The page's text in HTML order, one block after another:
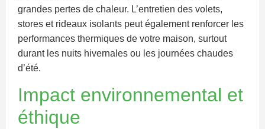
grandes pertes de chaleur. L’entretien des volets,
stores et rideaux isolants peut également renforcer les
performances thermiques de votre maison, surtout
durant les nuits hivernales ou les journées chaudes
d’été.
Impact environnemental et
éthique